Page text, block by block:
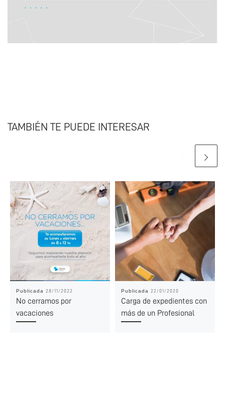
TAMBIÉN TE PUEDE INTERESAR
Publicada 28/11/2022
No cerramos por
vacaciones
Publicada 22/01/2020
Carga de expedientes con
más de un Profesional